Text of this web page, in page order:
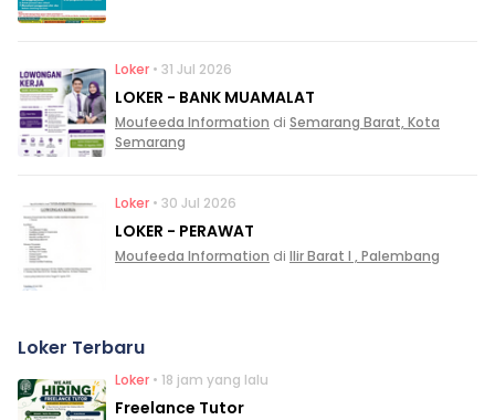
Loker • 31 Jul 2026
LOKER - BANK MUAMALAT
Moufeeda Information di Semarang Barat, Kota
Semarang
Loker • 30 Jul 2026
LOKER - PERAWAT
Moufeeda Information di Ilir Barat I , Palembang
Loker Terbaru
Loker • 18 jam yang lalu
Freelance Tutor